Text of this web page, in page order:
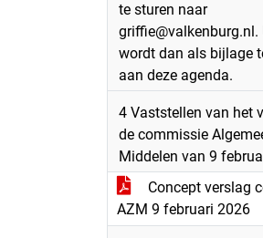
te sturen naar
griffie@valkenburg.nl.
wordt dan als bijlage
aan deze agenda.
4 Vaststellen van het
de commissie
Middelen van 9
Concept verslag
AZM 9 februari 2026